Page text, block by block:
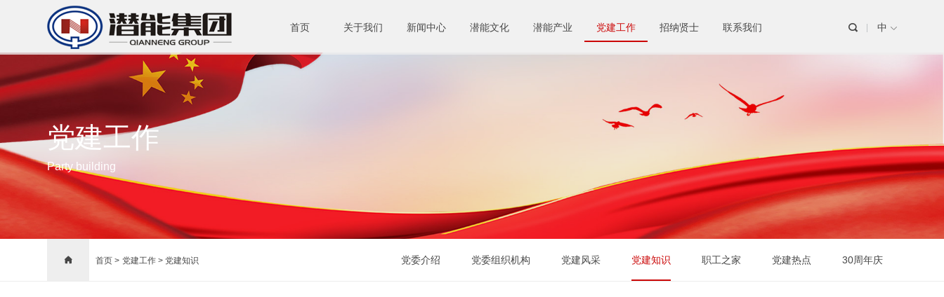
首页 关于我们 新闻中心 潜能文化 潜能产业 党建工作 招纳贤士 联系我们 
党建工作
Party building
 首页 > 党建工作 > 党建知识 党委介绍 党委组织机构 党建风采 党建知识 职工之家 党建热点 30周年庆